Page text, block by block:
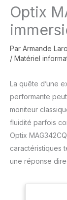
Optix
Par Armande
/ Matériel
La quête d’une
performante
moniteur
fluidité parfois
Optix
caractéristiques
une réponse